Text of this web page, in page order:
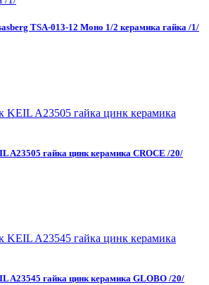
TSA-013-12 Моно 1/2 керамика гайка /1/
A23505 гайка цинк керамика CROCE /20/
A23545 гайка цинк керамика GLOBO /20/